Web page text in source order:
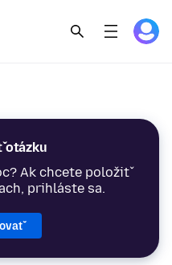
otázku
Ak chcete položiť
prihláste sa.